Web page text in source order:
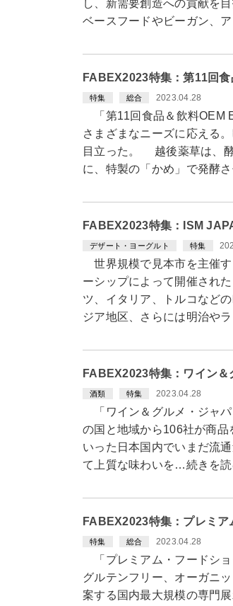
し、新需要創造への貢献を
ベースフードやビーガン、
FABEX2023特集：第11回
特集 総合 2023.04.28
「第11回食品＆飲料OEM
さまざまなニーズに応える
目立った。 越後薬草は、
に、特製の「かめ」で発酵
FABEX2023特集：ISM
デザート・ヨーグルト 特集
世界規模で見本市を主催
ーシップによって開催され
ツ、イタリア、トルコなど
ジア地区、さらには明治や
FABEX2023特集：ワイン
酒類 特集 2023.04.28
「ワイン＆グルメ・ジャ
の国と地域から106社が商品
いった日本国内でいまだ流
て上質な味わいを…続きを
FABEX2023特集：プレミ
特集 総合 2023.04.28
「プレミアム・フードショ
グルテンフリー、オーガニ
案する国内最大規模の専門